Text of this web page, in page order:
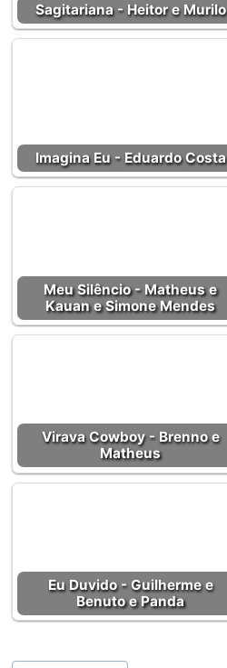
Sagitariana - Heitor e Murilo
Imagina Eu - Eduardo Costa
Meu Silêncio - Matheus e
Kauan e Simone Mendes
Virava Cowboy - Brenno e
Matheus
Eu Duvido - Guilherme e
Benuto e Panda